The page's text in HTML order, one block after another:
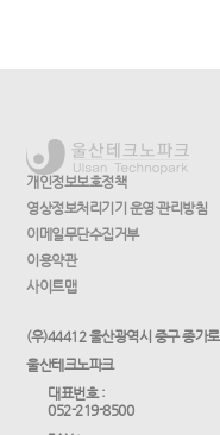
개인정보보호정책
영상정보처리기기 운영·관리방침
이메일무단수집거부
이용약관
사이트맵
(우)44412 울산광역시 중구 종가
울산테크노파크
대표번호 :
052-219-8500